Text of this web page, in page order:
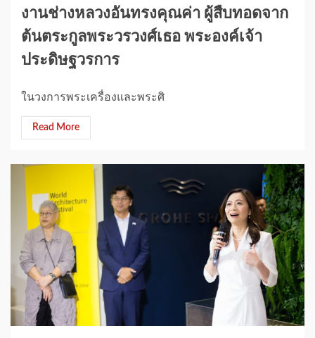
งานช่างหลวงอันทรงคุณค่า ผู้สืบทอดจาก
ต้นตระกูลพระวรวงศ์เธอ พระองค์เจ้า
ประดิษฐวรการ
ในวงการพระเครื่องและพระศิ
Read More
1 min read